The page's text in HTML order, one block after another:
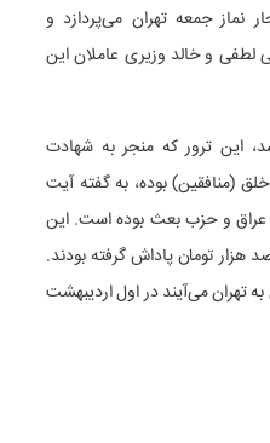
نماز جمعه تهران می‌پردازد و
و خالد وزیری عاملان این
این ترور که منجر به شهادت
(منافقین) بوده، به گفته آیت
عراق و حزب بعث بوده است. این
هزار تومان پاداش گرفته بودند.
به تهران می‌آیند در اول اردیبهشت